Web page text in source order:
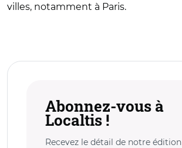
villes, notamment à Paris.
Abonnez-vous à
Localtis !
Recevez le détail de notre édition